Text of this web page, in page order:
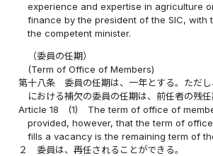
experience and expertise in agriculture
finance by the president of the SIC, with
the competent minister.
（委員の任期）
(Term of Office of Members)
第十八条
委員の任期は、一年とする。ただ
における補欠の委員の任期は、前任者の残任
Article 18
(1)
The term of office of
provided, however, that the term of
fills a vacancy is the remaining term of
２
委員は、再任されることができる。